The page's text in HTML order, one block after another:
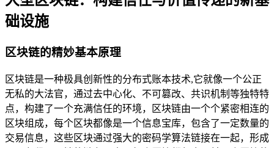
础设施
区块链的精妙基本原理
区块链是一种极具创新性的分布式账本技术,它就像一个公正
无私的大法官，通过去中心化、不可篡改、共识机制等独特特
点，构建了一个充满信任的环境，区块链由一个个紧密相连的
区块组成，每个区块都像是一个信息宝库，包含了一定数量的
交易信息，这些区块通过强大的密码学算法链接在一起，形成